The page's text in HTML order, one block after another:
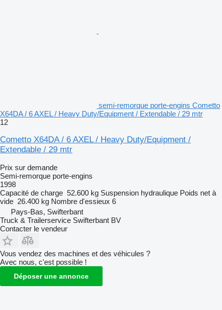
semi-remorque porte-engins Cometto
X64DA / 6 AXEL / Heavy Duty/Equipment / Extendable / 29 mtr
12
Cometto X64DA / 6 AXEL / Heavy Duty/Equipment /
Extendable / 29 mtr
Prix sur demande
Semi-remorque porte-engins
1998
Capacité de charge 52.600 kg Suspension hydraulique Poids net à
vide 26.400 kg Nombre d'essieux 6
Pays-Bas, Swifterbant
Truck & Trailerservice Swifterbant BV
Contacter le vendeur
Vous vendez des machines et des véhicules ?
Avec nous, c'est possible !
Déposer une annonce